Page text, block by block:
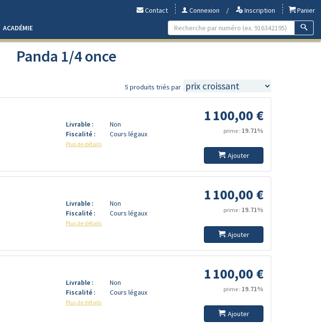
Contact Connexion / Inscription
Panier
ACADÉMIE
Panda 1/4 once
5 produits triés par
Livrable :
Non
Fiscalité :
Cours légaux
Plus de détails
1 100,00 €
prime : 19.71%
Ajouter
Livrable :
Non
Fiscalité :
Cours légaux
Plus de détails
1 100,00 €
prime : 19.71%
Ajouter
Livrable :
Non
Fiscalité :
Cours légaux
Plus de détails
1 100,00 €
prime : 19.71%
Ajouter